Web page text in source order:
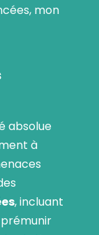
mon
absolue
à
, incluant